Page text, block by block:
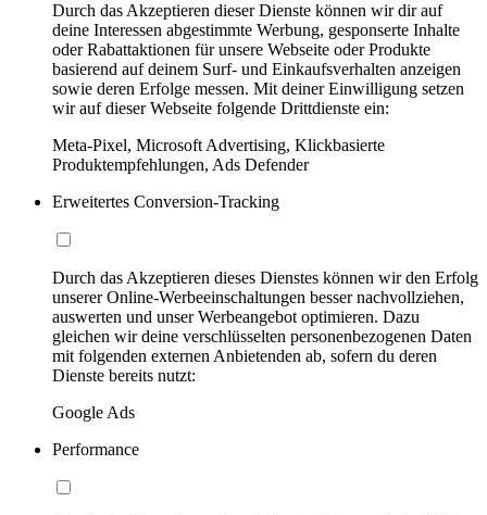
Durch das Akzeptieren dieser Dienste können wir dir auf
deine Interessen abgestimmte Werbung, gesponserte Inhalte
oder Rabattaktionen für unsere Webseite oder Produkte
basierend auf deinem Surf- und Einkaufsverhalten anzeigen
sowie deren Erfolge messen. Mit deiner Einwilligung setzen
wir auf dieser Webseite folgende Drittdienste ein:
Meta-Pixel, Microsoft Advertising, Klickbasierte
Produktempfehlungen, Ads Defender
Erweitertes Conversion-Tracking
Durch das Akzeptieren dieses Dienstes können wir den Erfolg
unserer Online-Werbeeinschaltungen besser nachvollziehen,
auswerten und unser Werbeangebot optimieren. Dazu
gleichen wir deine verschlüsselten personenbezogenen Daten
mit folgenden externen Anbietenden ab, sofern du deren
Dienste bereits nutzt:
Google Ads
Performance